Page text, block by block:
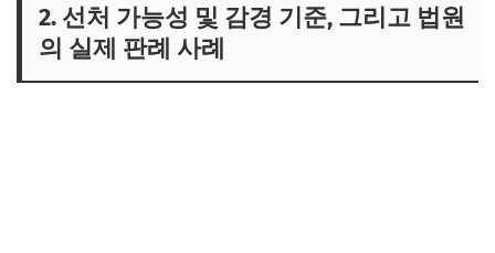
2. 선처 가능성 및 감경 기준, 그리고 법원
의 실제 판례 사례